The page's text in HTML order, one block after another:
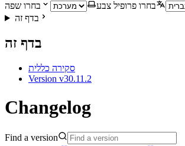
בחרו פרופיל צבע
בחרו שפה
בדף זה
בדף זה
סקירה כללית
Version v30.11.2
Changelog
Find a version